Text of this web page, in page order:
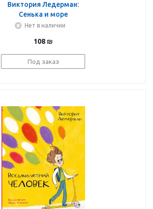
Виктория Ледерман:
Сенька и море
Нет в наличии
108 ₪
Под заказ